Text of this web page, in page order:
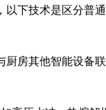
以下技术是区分普
厨房其他智能设备